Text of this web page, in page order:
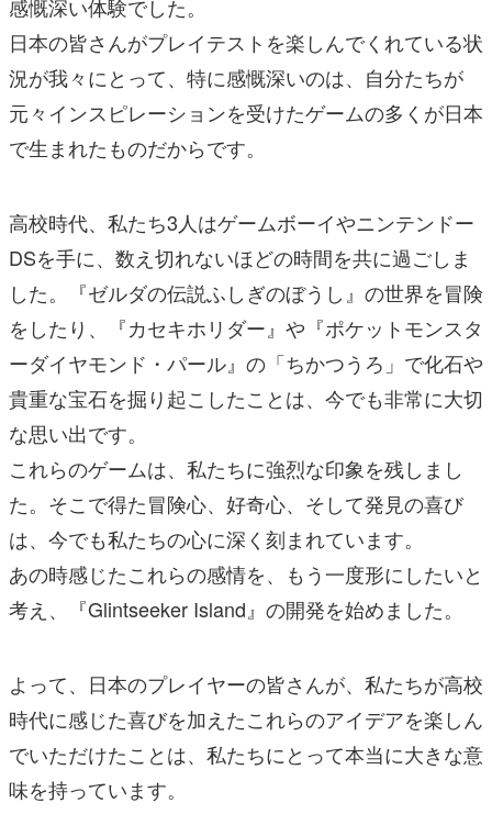
感慨深い体験でした。
日本の皆さんがプレイテストを楽しんでくれている状
況が我々にとって、特に感慨深いのは、自分たちが
元々インスピレーションを受けたゲームの多くが日本
で生まれたものだからです。
高校時代、私たち3人はゲームボーイやニンテンドー
DSを手に、数え切れないほどの時間を共に過ごしま
した。『ゼルダの伝説ふしぎのぼうし』の世界を冒険
をしたり、『カセキホリダー』や『ポケットモンスタ
ーダイヤモンド・パール』の「ちかつうろ」で化石や
貴重な宝石を掘り起こしたことは、今でも非常に大切
な思い出です。
これらのゲームは、私たちに強烈な印象を残しまし
た。そこで得た冒険心、好奇心、そして発見の喜び
は、今でも私たちの心に深く刻まれています。
あの時感じたこれらの感情を、もう一度形にしたいと
考え、『Glintseeker Island』の開発を始めました。
よって、日本のプレイヤーの皆さんが、私たちが高校
時代に感じた喜びを加えたこれらのアイデアを楽しん
でいただけたことは、私たちにとって本当に大きな意
味を持っています。